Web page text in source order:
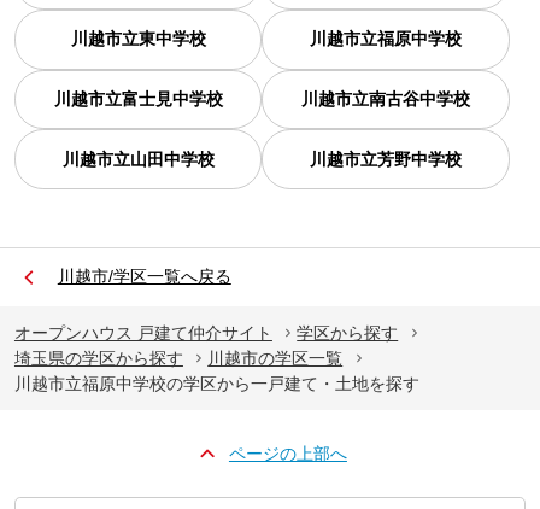
川越市立東中学校 川越市立福原中学校
川越市立富士見中学校 川越市立南古谷中学校
川越市立山田中学校 川越市立芳野中学校
川越市/学区一覧へ戻る
オープンハウス 戸建て仲介サイト
学区から探す
埼玉県の学区から探す
川越市の学区一覧
川越市立福原中学校の学区から一戸建て・土地を探す
ページの上部へ